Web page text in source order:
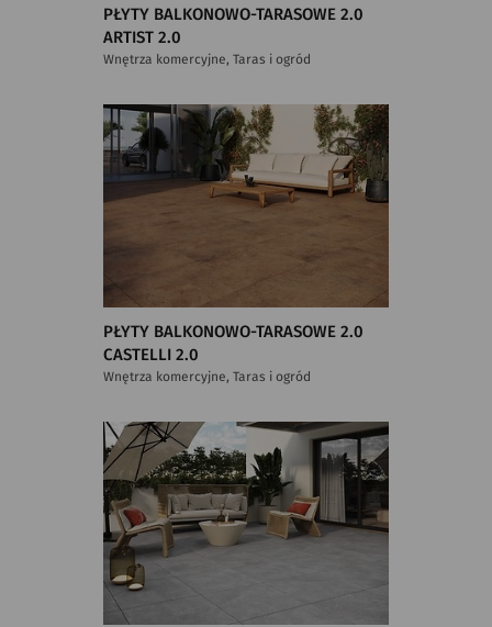
PŁYTY BALKONOWO-TARASOWE 2.0
ARTIST 2.0
Wnętrza komercyjne, Taras i ogród
PŁYTY BALKONOWO-TARASOWE 2.0
CASTELLI 2.0
Wnętrza komercyjne, Taras i ogród